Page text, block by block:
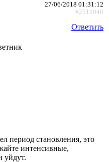
27/06/2018 01:31:12
#2512040
Ответить
период становления, это
интенсивные,
уйдут.